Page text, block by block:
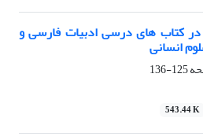
در کتاب های درسی ادبیات فارسی و
انسانی
125-136
543.44 K